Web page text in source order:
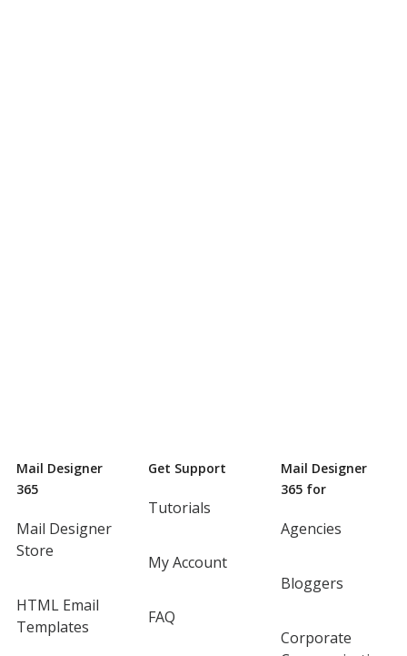
Mail Designer
365
Mail Designer
Store
HTML Email
Templates
Get Support
Tutorials
My Account
FAQ
Mail Designer
365 for
Agencies
Bloggers
Corporate